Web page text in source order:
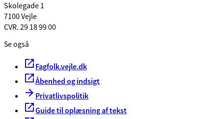
Skolegade 1
7100 Vejle
CVR. 29 18 99 00
Se også
Fagfolk.vejle.dk
Åbenhed og indsigt
Privatlivspolitik
Guide til oplæsning af tekst